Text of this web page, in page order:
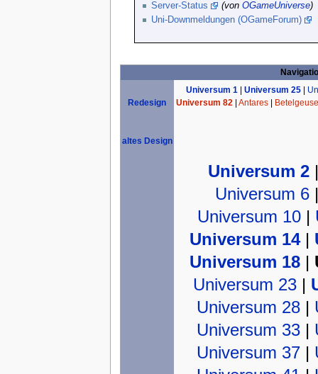
Server-Status (von OGameUniverse)
Uni-Downmeldungen (OGameForum)
Redesign
Universum 1 |Universum 25
Universum 82 |Antares
altes Design
Universum 2
Universum 6
Universum 10|
Universum 14|
Universum 18|
Universum 23|
Universum 28|
Universum 33|
Universum 37|